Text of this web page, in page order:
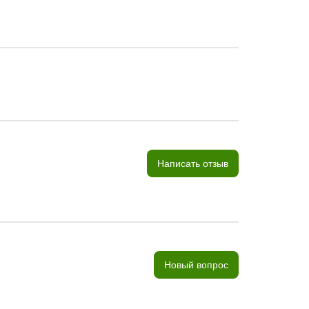
Написать отзыв
Новый вопрос